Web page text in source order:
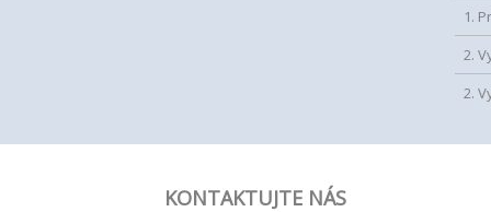
1.
2.
2.
KONTAKTUJTE NÁS